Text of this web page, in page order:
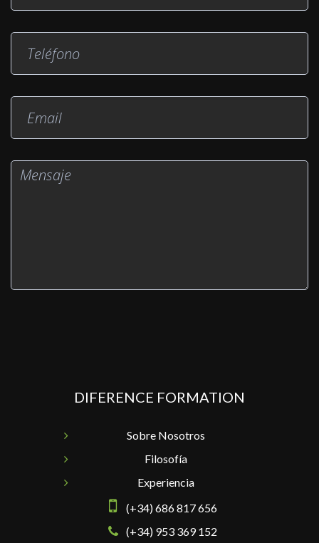
DIFERENCE FORMATION
Sobre Nosotros
Filosofía
Experiencia
(+34) 686 817 656
(+34) 953 369 152